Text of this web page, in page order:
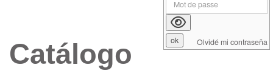
Catálogo Olvidé mi contraseña